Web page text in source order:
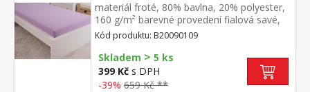
materiál froté, 80% bavlna, 20% polyester,
160 g/m² barevné provedení fialová savé,
odolné, stálobarevné, obšito gumou pro
matrace do výšky 25 cm pratelné do 40 °C
Kód produktu: B20090109
Skladem > 5 ks
399 Kč s DPH
-39% 659 Kč **